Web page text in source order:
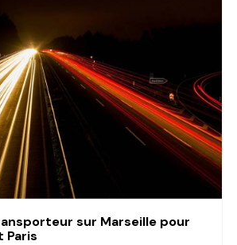
sur Marseille pour
Paris